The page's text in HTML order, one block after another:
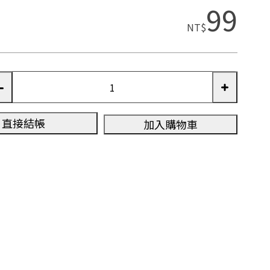
NT$99
直接結帳 加入購物車